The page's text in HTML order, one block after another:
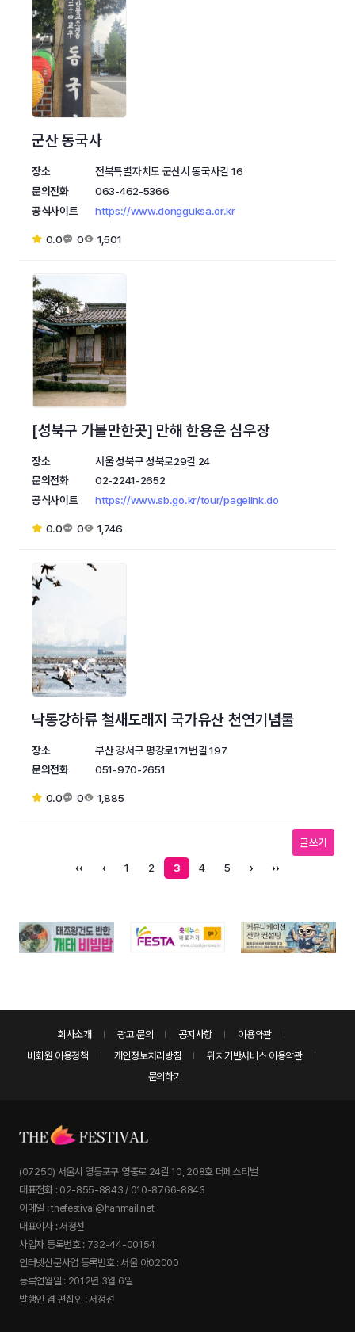
군산 동국사
장소
전북특별자치도 군산시 동국사길 16
문의전화
063-462-5366
공식사이트
https://www.dongguksa.or.kr
0.0 0 1,501
[성북구 가볼만한곳] 만해 한용운 심우장
장소
서울 성북구 성북로29길 24
문의전화
02-2241-2652
공식사이트
https://www.sb.go.kr/tour/pagelink.do
0.0 0 1,746
낙동강하류 철새도래지 국가유산 천연기념물
장소
부산 강서구 평강로171번길 197
문의전화
051-970-2651
0.0 0 1,885
글쓰기
‹‹ ‹ 1 2 3 4 5 › ››
회사소개 광고 문의 공지사항
이용약관
비회원 이용정책
개인정보처리방침
위치기반서비스 이용약관
문의하기
(07250) 서울시 영등포구 영중로 24길 10, 208호 더페스티벌
대표전화 : 02-855-8843 / 010-8766-8843
이메일 : thefestival@hanmail.net
대표이사 : 서정선
사업자 등록번호 : 732-44-00154
인터넷신문사업 등록번호 : 서울 아02000
등록연월일 : 2012년 3월 6일
발행인 겸 편집인 : 서정선